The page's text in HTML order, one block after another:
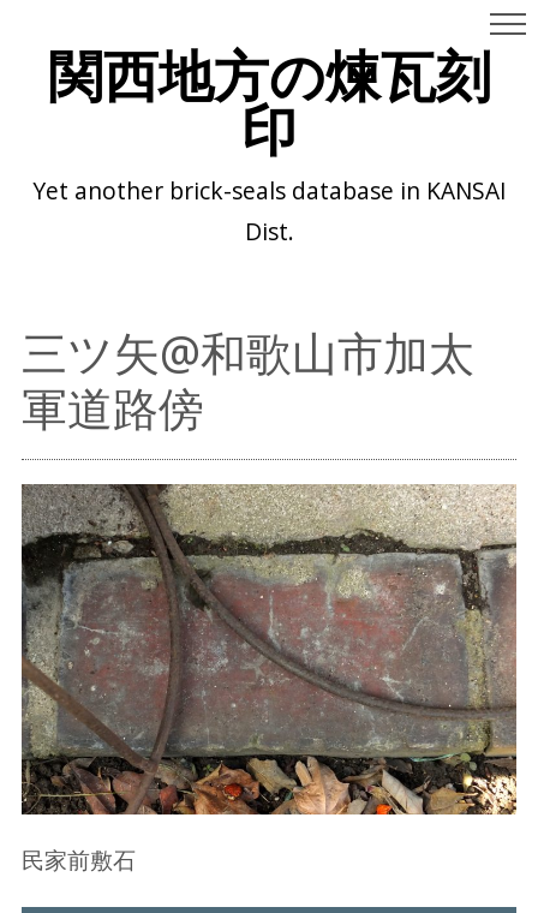
関西地方の煉瓦刻
印
Yet another brick-seals database in KANSAI
Dist.
三ツ矢@和歌山市加太
軍道路傍
民家前敷石